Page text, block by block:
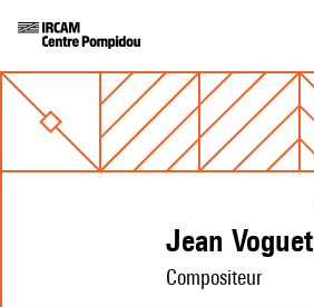
Jean Voguet
Compositeur